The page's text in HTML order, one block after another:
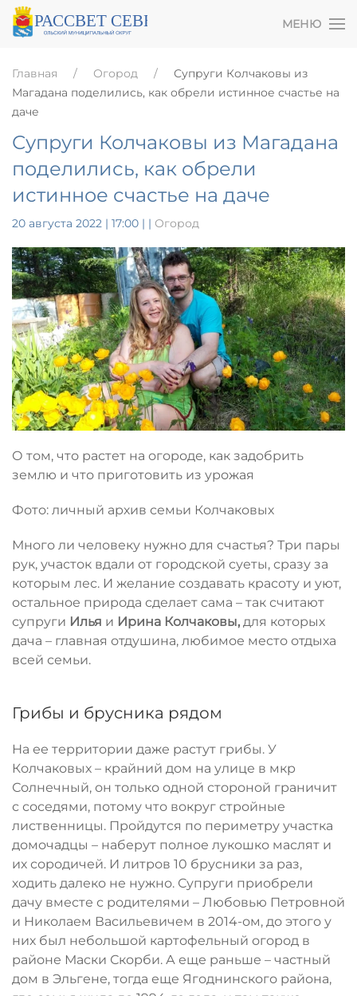
МЕНЮ
Главная Огород
Супруги Колчаковы из
Магадана поделились, как обрели истинное счастье на
даче
Супруги Колчаковы из Магадана
поделились, как обрели
истинное счастье на даче
20 августа 2022 | 17:00 | | Огород
О том, что растет на огороде, как задобрить
землю и что приготовить из урожая
Фото: личный архив семьи Колчаковых
Много ли человеку нужно для счастья? Три пары
рук, участок вдали от городской суеты, сразу за
которым лес. И желание создавать красоту и уют,
остальное природа сделает сама – так считают
супруги Илья и Ирина Колчаковы, для которых
дача – главная отдушина, любимое место отдыха
всей семьи.
Грибы и брусника рядом
На ее территории даже растут грибы. У
Колчаковых – крайний дом на улице в мкр
Солнечный, он только одной стороной граничит
с соседями, потому что вокруг стройные
лиственницы. Пройдутся по периметру участка
домочадцы – наберут полное лукошко маслят и
их сородичей. И литров 10 брусники за раз,
ходить далеко не нужно. Супруги приобрели
дачу вместе с родителями – Любовью Петровной
и Николаем Васильевичем в 2014-ом, до этого у
них был небольшой картофельный огород в
районе Маски Скорби. А еще раньше – частный
дом в Эльгене, тогда еще Ягоднинского района,